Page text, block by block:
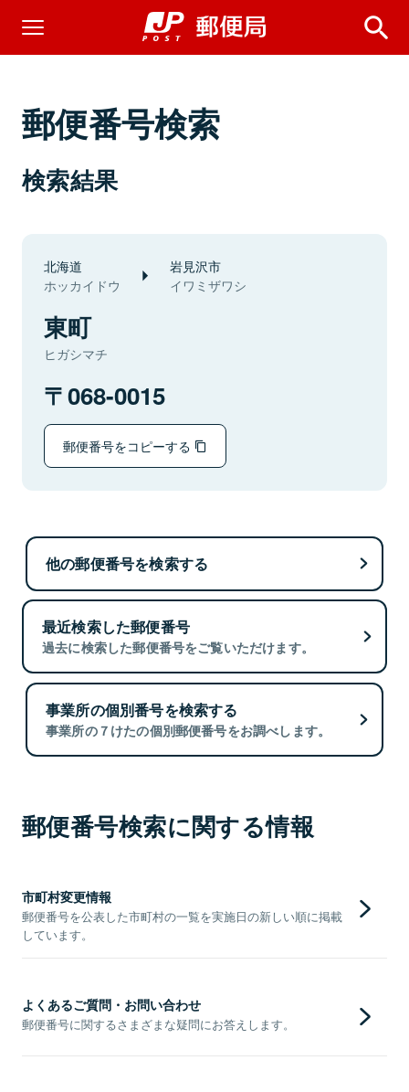
郵便番号検索
検索結果
北海道
ホッカイドウ
岩見沢市
イワミザワシ
東町
ヒガシマチ
068-0015
郵便番号をコピーする
他の郵便番号を検索する
最近検索した郵便番号
過去に検索した郵便番号をご覧いただけます。
事業所の個別番号を検索する
事業所の７けたの個別郵便番号をお調べします。
郵便番号検索に関する情報
市町村変更情報
郵便番号を公表した市町村の一覧を実施日の新しい順に掲載
しています。
よくあるご質問・お問い合わせ
郵便番号に関するさまざまな疑問にお答えします。